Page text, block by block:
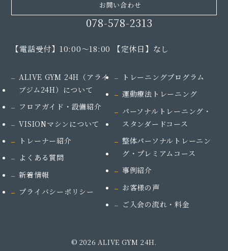
お問い合わせ
078-578-2313
【電話受付】10:00～18:00 【定休日】なし
ALIVE GYM 24H（アライ
ブジム24H） について
フロアガイド・設備紹介
VISIONマシンについて
トレーナー紹介
よくある質問
新着情報
プライバシーポリシー
トレーニングプログラム
運動療法トレーニング
パーソナルトレーニング・
スタンダードコース
整体パーソナルトレーニン
グ・プレミアムコース
事例紹介
お客様の声
ご入会の流れ・料金
© 2026 ALIVE GYM 24H.